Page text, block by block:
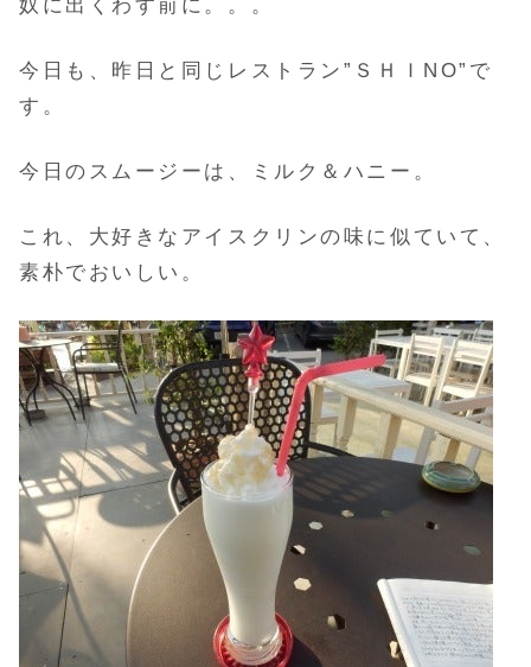
奴に出くわす前に。。。
今日も、昨日と同じレストラン”ＳＨＩNO”で
す。
今日のスムージーは、ミルク＆ハニー。
これ、大好きなアイスクリンの味に似ていて、
素朴でおいしい。